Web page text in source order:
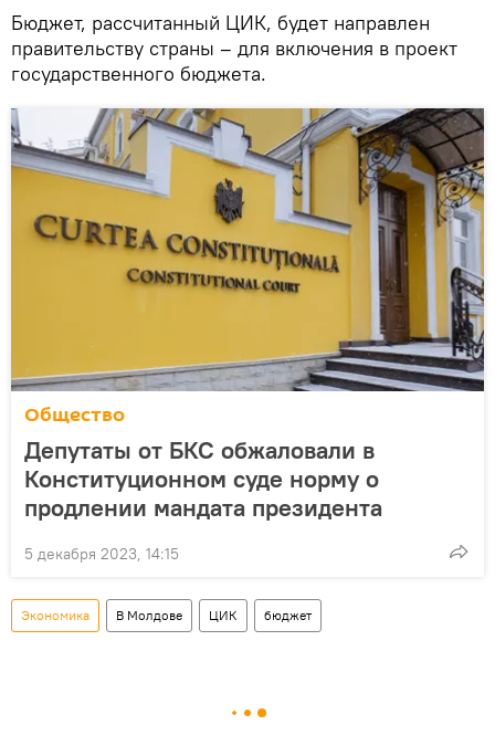
Бюджет, рассчитанный ЦИК, будет направлен
правительству страны – для включения в проект
государственного бюджета.
Общество
Депутаты от БКС обжаловали в
Конституционном суде норму о
продлении мандата президента
5 декабря 2023, 14:15
Экономика В Молдове ЦИК бюджет